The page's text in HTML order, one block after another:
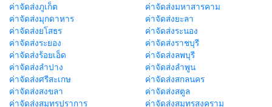
ค่าจัดส่งภูเก็ต
ค่าจัดส่งมหาสารคาม
ค่าจัดส่งมุกดาหาร
ค่าจัดส่งยะลา
ค่าจัดส่งยโสธร
ค่าจัดส่งระนอง
ค่าจัดส่งระยอง
ค่าจัดส่งราชบุรี
ค่าจัดส่งร้อยเอ็ด
ค่าจัดส่งลพบุรี
ค่าจัดส่งลำปาง
ค่าจัดส่งลำพูน
ค่าจัดส่งศรีสะเกษ
ค่าจัดส่งสกลนคร
ค่าจัดส่งสงขลา
ค่าจัดส่งสตูล
ค่าจัดส่งสมุทรปราการ
ค่าจัดส่งสมุทรสงคราม